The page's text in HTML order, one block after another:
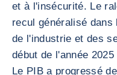
et à l'insécurité. Le
recul généralisé
de l'industrie et des
début de l'année
Le PIB a progressé